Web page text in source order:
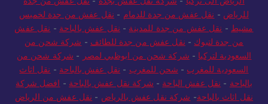
للرياض - نقل عفش من جدة للدمام - نقل عفش من جدة لخميس
مشيط - نقل عفش من جدة للمدينة - نقل عفش بالباحة - نقل عفش
من جدة لتبوك - نقل عفش من جدة للطائف - شركة شحن من
السعودية لتركيا - شركة شحن من ابوظبي لمصر - شركة شحن من
السعودية للمغرب - شحن للمغرب - نقل عفش بالباحة - نقل اثاث
بالباحة - نقل عفش الباحة - شركة نقل عفش بالباحة - افضل شركة
نقل اثاث بالباحة- شركة نقل عفش بالرياض - نقل عفش من الرياض